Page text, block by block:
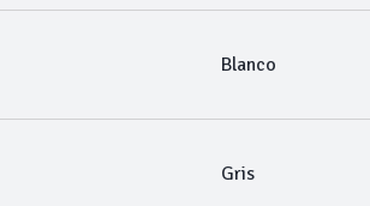
Blanco
Gris